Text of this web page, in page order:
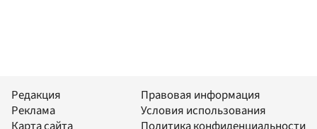
Редакция
Реклама
Правовая информация
Условия использования